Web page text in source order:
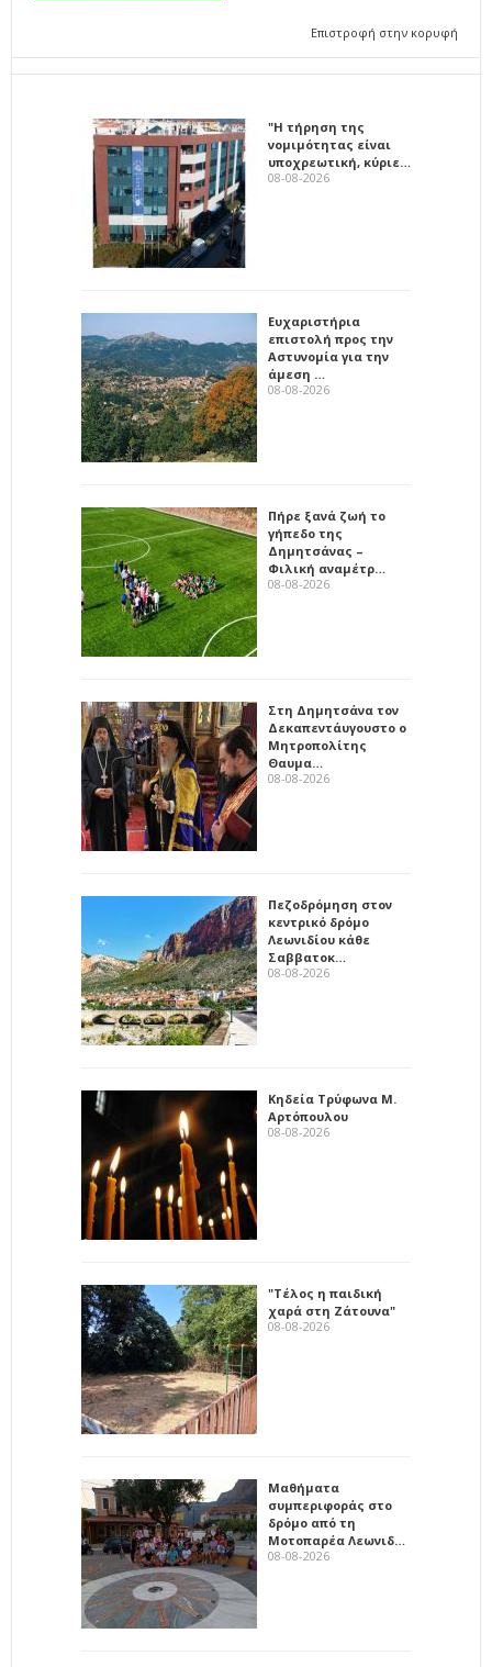
Επιστροφή στην κορυφή
"Η τήρηση της
νομιμότητας είναι
υποχρεωτική, κύριε…
08-08-2026
Ευχαριστήρια
επιστολή προς την
Αστυνομία για την
άμεση …
08-08-2026
Πήρε ξανά ζωή το
γήπεδο της
Δημητσάνας –
Φιλική αναμέτρ…
08-08-2026
Στη Δημητσάνα τον
Δεκαπεντάυγουστο ο
Μητροπολίτης
Θαυμα…
08-08-2026
Πεζοδρόμηση στον
κεντρικό δρόμο
Λεωνιδίου κάθε
Σαββατοκ…
08-08-2026
Κηδεία Τρύφωνα Μ.
Αρτόπουλου
08-08-2026
"Τέλος η παιδική
χαρά στη Ζάτουνα"
08-08-2026
Μαθήματα
συμπεριφοράς στο
δρόμο από τη
Μοτοπαρέα Λεωνιδ…
08-08-2026